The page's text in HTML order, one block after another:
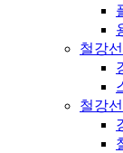
철강
철강